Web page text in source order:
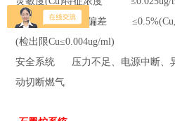
精密度 相对标准偏差 ≤0.5%(Cu,
(检出限Cu≤0.004ug/ml)
安全系统 压力不足、电源中断、
动切断燃气